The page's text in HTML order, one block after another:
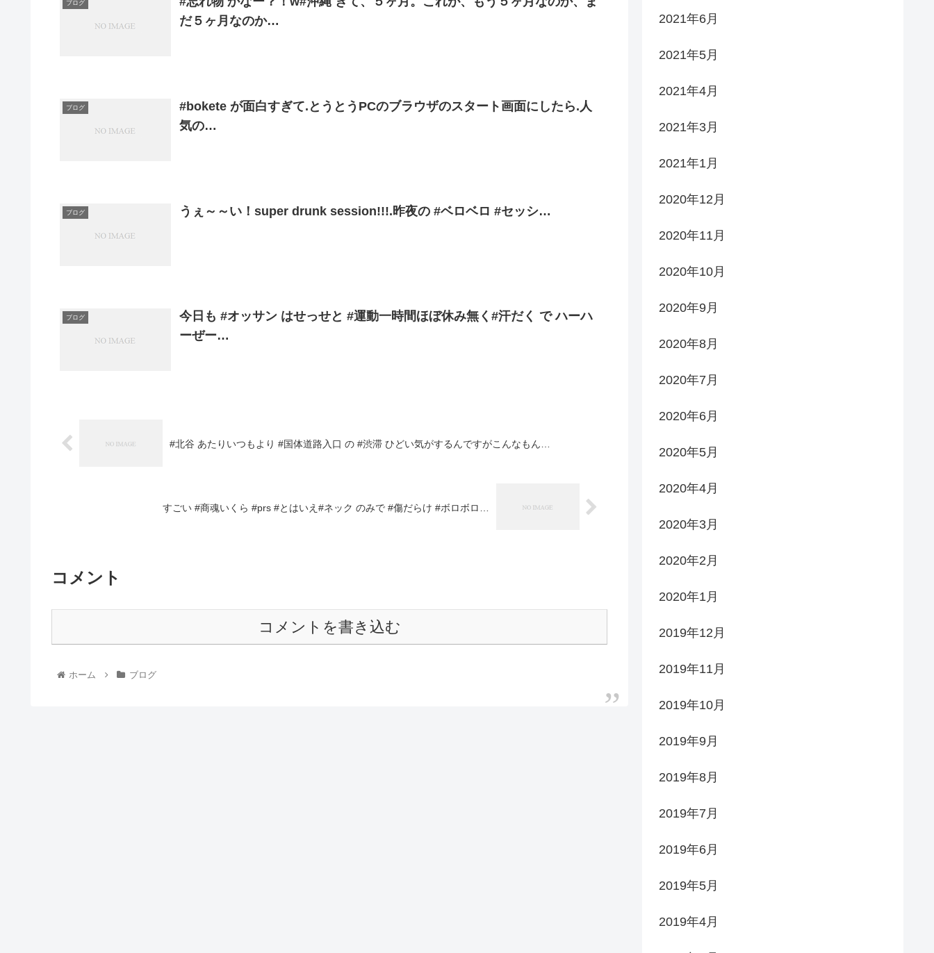
ブログ
だ５ヶ月なのか…
ブログ
#bokete が面白すぎて.とうとうPCのブラウザのスタート画面にしたら.人
気の…
ブログ うぇ～～い！super drunk session!!!.昨夜の #ベロベロ #セッシ…
ブログ
今日も #オッサン はせっせと #運動一時間ほぼ休み無く#汗だく で ハーハ
ーぜー…
#北谷 あたりいつもより #国体道路入口 の #渋滞 ひどい気がするんですがこんなもん…
すごい #商魂いくら #prs #とはいえ#ネック のみで #傷だらけ #ボロボロ…
コメント
コメントを書き込む
ホーム ブログ
2021年6月
2021年5月
2021年4月
2021年3月
2021年1月
2020年12月
2020年11月
2020年10月
2020年9月
2020年8月
2020年7月
2020年6月
2020年5月
2020年4月
2020年3月
2020年2月
2020年1月
2019年12月
2019年11月
2019年10月
2019年9月
2019年8月
2019年7月
2019年6月
2019年5月
2019年4月